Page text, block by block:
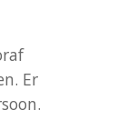
Er